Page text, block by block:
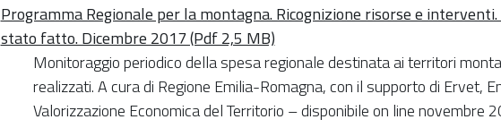
Programma Regionale per la montagna. Ricognizione risorse e interventi.
stato fatto. Dicembre 2017 (Pdf 2,5 MB)
Monitoraggio periodico della spesa regionale destinata ai territori
realizzati. A cura di Regione Emilia-Romagna, con il supporto di Ervet,
Valorizzazione Economica del Territorio – disponibile on line novembre